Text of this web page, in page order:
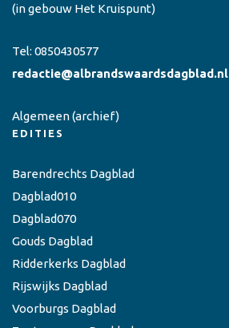
(in gebouw Het Kruispunt)
Tel: 0850430577
redactie@albrandswaardsdagblad.nl
Algemeen(archief)
EDITIES
Barendrechts Dagblad
Dagblad010
Dagblad070
Gouds Dagblad
Ridderkerks Dagblad
Rijswijks Dagblad
Voorburgs Dagblad